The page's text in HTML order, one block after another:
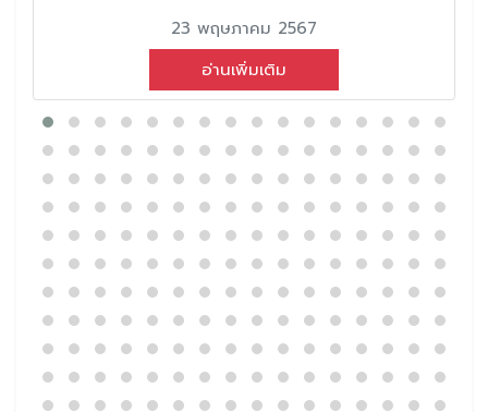
23 พฤษภาคม 2567
อ่านเพิ่มเติม